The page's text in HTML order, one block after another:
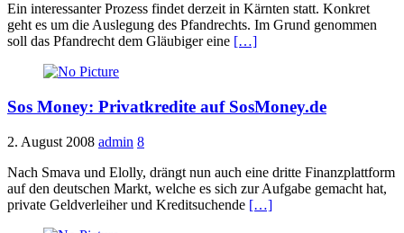
Ein interessanter Prozess findet derzeit in Kärnten statt. Konkret
geht es um die Auslegung des Pfandrechts. Im Grund genommen
soll das Pfandrecht dem Gläubiger eine […]
Sos Money: Privatkredite auf SosMoney.de
2. August 2008 admin 8
Nach Smava und Elolly, drängt nun auch eine dritte Finanzplattform
auf den deutschen Markt, welche es sich zur Aufgabe gemacht hat,
private Geldverleiher und Kreditsuchende […]